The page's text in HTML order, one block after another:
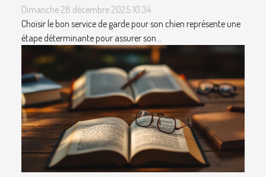
Dimanche 28 décembre 2025 10:34
Choisir le bon service de garde pour son chien représente une
étape déterminante pour assurer son...